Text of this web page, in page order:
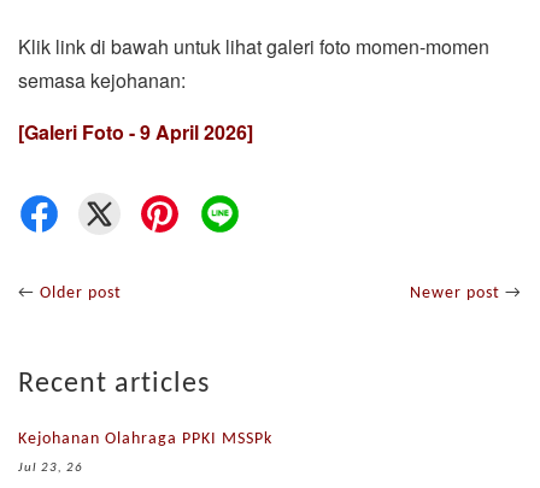
Klik link di bawah untuk lihat galeri foto momen-momen
semasa kejohanan:
[Galeri Foto - 9 April 2026]
← Older post Newer post →
Recent articles
Kejohanan Olahraga PPKI MSSPk
Jul 23, 26